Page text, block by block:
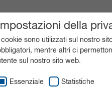
della
sono utilizzati sul nostro
mentre altri ci
sul nostro sito web.
Essenziale Statistiche
Aree